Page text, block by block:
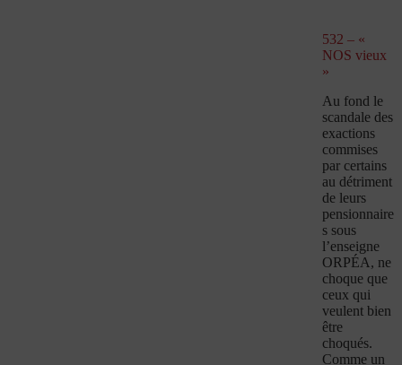
532 – «
NOS vieux
»
Au fond le
scandale des
exactions
commises
par certains
au détriment
de leurs
pensionnaire
s sous
l’enseigne
ORPÉA, ne
choque que
ceux qui
veulent bien
être
choqués.
Comme un